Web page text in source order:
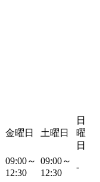
金曜日 土曜日
日
曜
日
09:00～
12:30
09:00～
12:30
-